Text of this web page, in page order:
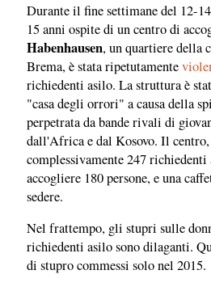
Durante il fine settimane del 12-
15 anni ospite di un centro di
Habenhausen, un quartiere della
Brema, è stata ripetutamente
richiedenti asilo. La struttura è
"casa degli orrori" a causa della
perpetrata da bande rivali di
dall'Africa e dal Kosovo. Il centro,
complessivamente 247 richiedenti
accogliere 180 persone, e una
sedere.
Nel frattempo, gli stupri sulle
richiedenti asilo sono dilaganti.
di stupro commessi solo nel 2015.